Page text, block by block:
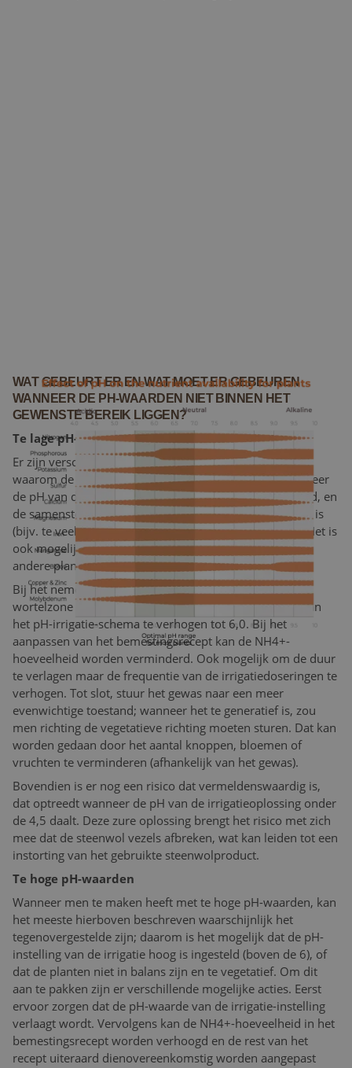
WAT GEBEURT ER EN WAT MOET ER GEBEUREN
WANNEER DE PH-WAARDEN NIET BINNEN HET
GEWENSTE BEREIK LIGGEN?
Te lage pH-niveaus
Er zijn verschillende redenen die mogelijk verklaren
waarom de pH-waarden te laag zijn, bijvoorbeeld wanneer
de pH van de irrigatie-instelling onder de 5,3 is ingesteld, en
de samenstelling van het bemestingsrecept niet gunstig is
(bijv. te veel ammoniumfosfaat of ammoniumnitraat). Het is
ook mogelijk dat die plant te generatief is, en misschien
andere planten.
Bij het nemen van maatregelen om de pH van een
wortelzone te corrigeren, is het mogelijk de instelling van
het pH-irrigatie-schema te verhogen tot 6,0. Bij het
aanpassen van het bemestingsrecept kan de NH4+-
hoeveelheid worden verminderd. Ook mogelijk om de duur
te verlagen maar de frequentie van de irrigatiedoseringen te
verhogen. Tot slot, stuur het gewas naar een meer
evenwichtige toestand; wanneer het te generatief is, zou
men richting de vegetatieve richting moeten sturen. Dat kan
worden gedaan door het aantal knoppen, bloemen of
vruchten te verminderen (afhankelijk van het gewas).
Bovendien is er nog een risico dat vermeldenswaardig is,
dat optreedt wanneer de pH van de irrigatieoplossing onder
de 4,5 daalt. Deze zure oplossing brengt het risico met zich
mee dat de steenwol vezels afbreken, wat kan leiden tot een
instorting van het gebruikte steenwolproduct.
Te hoge pH-waarden
Wanneer men te maken heeft met te hoge pH-waarden, kan
het meeste hierboven beschreven waarschijnlijk het
tegenovergestelde zijn; daarom is het mogelijk dat de pH-
instelling van de irrigatie hoog is ingesteld (boven de 6), of
dat de planten niet in balans zijn en te vegetatief. Om dit
aan te pakken zijn er verschillende mogelijke acties. Eerst
ervoor zorgen dat de pH-waarde van de irrigatie-instelling
verlaagt wordt. Vervolgens kan de NH4+-hoeveelheid in het
bemestingsrecept worden verhoogd en de rest van het
recept uiteraard dienovereenkomstig worden aangepast